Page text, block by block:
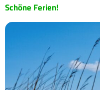
Schöne Ferien!